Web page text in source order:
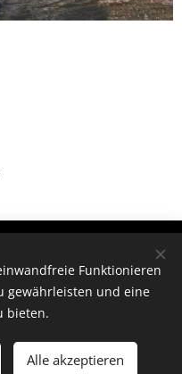
hinzufügen
3470 Kirchberg am Wagram
15
Funktionieren
gewährleisten und eine
bieten.
Alle akzeptieren